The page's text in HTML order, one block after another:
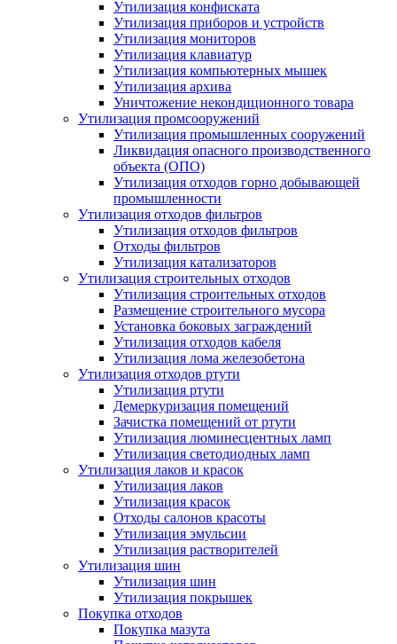
Утилизация конфиската
Утилизация приборов и устройств
Утилизация мониторов
Утилизация клавиатур
Утилизация компьютерных мышек
Утилизация архива
Уничтожение некондиционного товара
Утилизация промсооружений
Утилизация промышленных сооружений
Ликвидация опасного производственного
объекта (ОПО)
Утилизация отходов горно добывающей
промышленности
Утилизация отходов фильтров
Утилизация отходов фильтров
Отходы фильтров
Утилизация катализаторов
Утилизация строительных отходов
Утилизация строительных отходов
Размещение строительного мусора
Установка боковых заграждений
Утилизация отходов кабеля
Утилизация лома железобетона
Утилизация отходов ртути
Утилизация ртути
Демеркуризация помещений
Зачистка помещений от ртути
Утилизация люминесцентных ламп
Утилизация светодиодных ламп
Утилизация лаков и красок
Утилизация лаков
Утилизация красок
Отходы салонов красоты
Утилизация эмульсии
Утилизация растворителей
Утилизация шин
Утилизация шин
Утилизация покрышек
Покупка отходов
Покупка мазута